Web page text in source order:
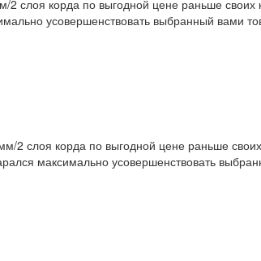
слоя корда по выгодной цене раньше
усовершенствовать выбранный вами
2 слоя корда по выгодной цене раньше
максимально усовершенствовать